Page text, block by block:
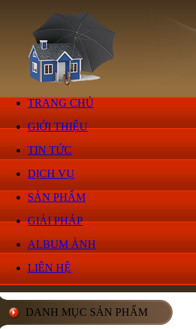
TRANG CHỦ
GIỚI THIỆU
TIN TỨC
DỊCH VỤ
SẢN PHẨM
GIẢI PHÁP
ALBUM ẢNH
LIÊN HỆ
DANH MỤC SẢN PHẨM